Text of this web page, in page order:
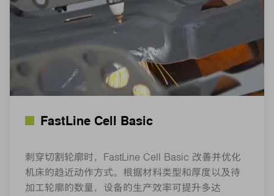
FastLine Cell Basic
刺穿切割轮廓时，FastLine Cell Basic 改善并优化
机床的趋近动作方式。根据材料类型和厚度以及待
加工轮廓的数量，设备的生产效率可提升多达